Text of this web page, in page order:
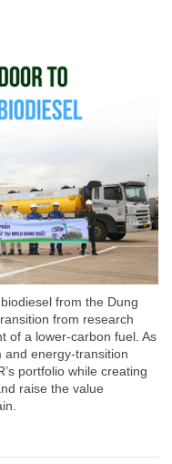
from the Dung
from research
of a lower-carbon fuel. As
and energy-transition
portfolio while creating
raise the value